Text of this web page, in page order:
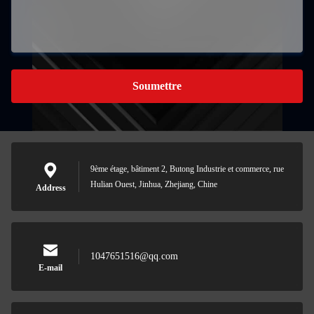
Soumettre
Address
9ème étage, bâtiment 2, Butong Industrie et commerce, rue
Hulian Ouest, Jinhua, Zhejiang, Chine
E-mail
1047651516@qq.com